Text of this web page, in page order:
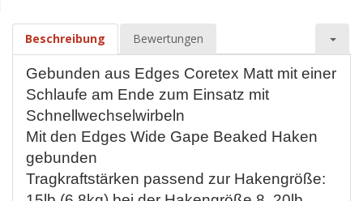
Beschreibung Bewertungen
Gebunden aus Edges Coretex Matt mit einer
Schlaufe am Ende zum Einsatz mit
Schnellwechselwirbeln
Mit den Edges Wide Gape Beaked Haken
gebunden
Tragkraftstärken passend zur Hakengröße: